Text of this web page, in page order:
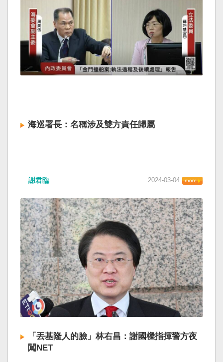
海巡署長：名稱涉及雙方責任歸屬
謝君臨 2024-03-04
「丟基隆人的臉」林右昌：謝國樑指揮警方夜
闖NET